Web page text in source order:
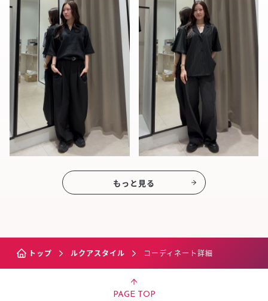
もっと見る
トップ ルクアスタイル コーディネート詳細
PAGE TOP